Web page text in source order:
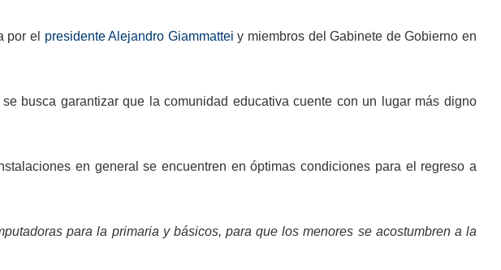
por el presidente Alejandro Giammattei y miembros del Gabinete de Gobierno en
busca garantizar que la comunidad educativa cuente con un lugar más digno
en general se encuentren en óptimas condiciones para el regreso a
para la primaria y básicos, para que los menores se acostumbren a la